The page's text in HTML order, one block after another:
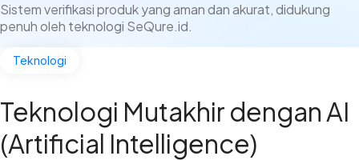
Sistem verifikasi produk yang aman dan akurat, didukung
penuh oleh teknologi SeQure.id.
Teknologi
Teknologi Mutakhir dengan AI
(Artificial Intelligence)